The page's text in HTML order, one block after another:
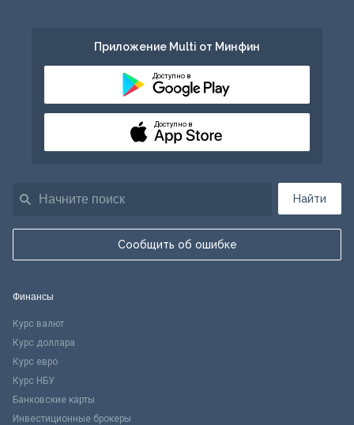
Найти
Сообщить об ошибке
Приложение Multi от Минфин
Доступно в
Доступно в
Финансы
Курс валют
Курс доллара
Курс евро
Курс НБУ
Банковские карты
Инвестиционные брокеры